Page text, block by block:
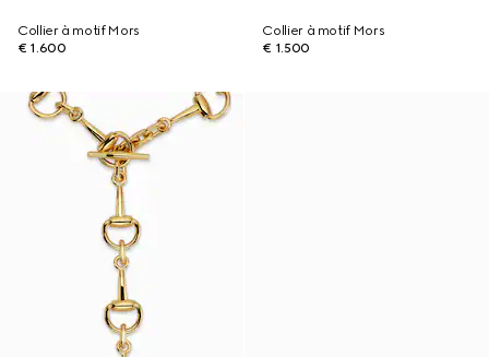
Collier à motif Mors
€ 1.600
Collier à motif Mors
€ 1.500